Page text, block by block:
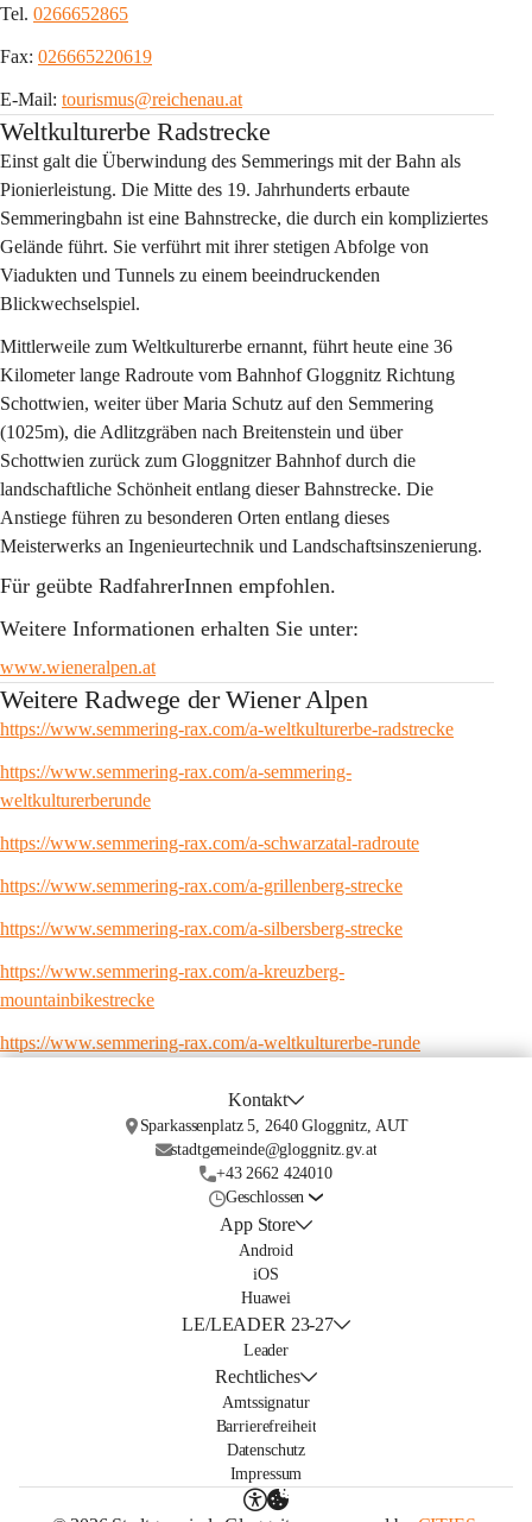
Tel. 0266652865
Fax: 026665220619
E-Mail: tourismus@reichenau.at
Weltkulturerbe Radstrecke
Einst galt die Überwindung des Semmerings mit der Bahn als
Pionierleistung. Die Mitte des 19. Jahrhunderts erbaute
Semmeringbahn ist eine Bahnstrecke, die durch ein kompliziertes
Gelände führt. Sie verführt mit ihrer stetigen Abfolge von
Viadukten und Tunnels zu einem beeindruckenden
Blickwechselspiel.
Mittlerweile zum Weltkulturerbe ernannt, führt heute eine 36
Kilometer lange Radroute vom Bahnhof Gloggnitz Richtung
Schottwien, weiter über Maria Schutz auf den Semmering
(1025m), die Adlitzgräben nach Breitenstein und über
Schottwien zurück zum Gloggnitzer Bahnhof durch die
landschaftliche Schönheit entlang dieser Bahnstrecke. Die
Anstiege führen zu besonderen Orten entlang dieses
Meisterwerks an Ingenieurtechnik und Landschaftsinszenierung.
Für geübte RadfahrerInnen empfohlen.
Weitere Informationen erhalten Sie unter:
www.wieneralpen.at
Weitere Radwege der Wiener Alpen
https://www.semmering-rax.com/a-weltkulturerbe-radstrecke
https://www.semmering-rax.com/a-semmering-
weltkulturerberunde
https://www.semmering-rax.com/a-schwarzatal-radroute
https://www.semmering-rax.com/a-grillenberg-strecke
https://www.semmering-rax.com/a-silbersberg-strecke
https://www.semmering-rax.com/a-kreuzberg-
mountainbikestrecke
https://www.semmering-rax.com/a-weltkulturerbe-runde
Kontakt
Sparkassenplatz 5, 2640 Gloggnitz, AUT
stadtgemeinde@gloggnitz.gv.at
+43 2662 424010
Geschlossen
App Store
Android
iOS
Huawei
LE/LEADER 23-27
Leader
Rechtliches
Amtssignatur
Barrierefreiheit
Datenschutz
Impressum